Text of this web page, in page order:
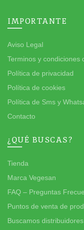
IMPORTANTE
Aviso Legal
Terminos y condiciones
Política de privacidad
Política de cookies
Política de Sms y
Contacto
¿QUÉ BUSCAS?
Tienda
Marca Vegesan
FAQ – Preguntas
Puntos de venta de
Buscamos